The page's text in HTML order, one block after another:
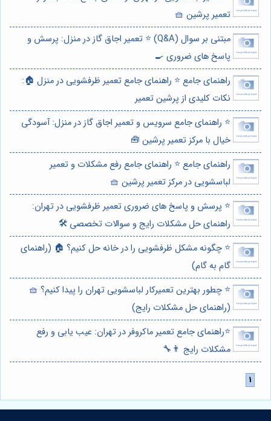
تعمیر پرشین 🧺
مبتنی بر سوال (Q&A) ⭐️ تعمیر اجاق گاز در منزل: پرسش و
پاسخ های ضروری 🍳
راهنمای جامع ⭐️ راهنمای جامع تعمیر ظرفشویی در منزل 🏠:
نکات کلیدی از پرشین تعمیر
⭐️ راهنمای جامع سرویس و تعمیر اجاق گاز در منزل: آسودگی
خیال با مرکز تعمیر پرشین 🧰
راهنمای جامع ⭐️ راهنمای جامع رفع مشکلات و تعمیر
لباسشویی در مرکز تعمیر پرشین 🧺
⭐️ پرسش و پاسخ های ضروری تعمیر ظرفشویی در تهران:
راهنمای حل مشکلات رایج و سوالات تخصصی 🛠️
⭐️ چگونه مشکل ظرفشویی را در خانه حل کنیم؟ 🏠 (راهنمای
گام به گام)
⭐️ چطور بهترین تعمیرکار لباسشویی تهران را پیدا کنیم؟ 🧺
(راهنمای حل مشکلات رایج)
⭐️راهنمای جامع تعمیر ماکروفر در تهران: عیب یابی و رفع
مشکلات رایج 👨‍🔧